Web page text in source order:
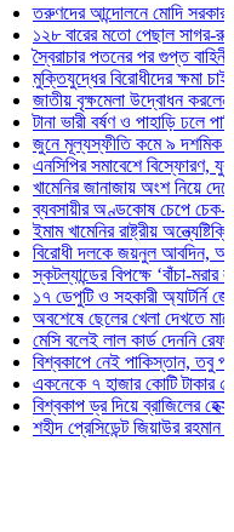
তরুণদের আন্দোলনে মোদি সরকার দুর্বল
১২৮ বারের মতো পেছাল সাগর-রুনি
স্বৈরাচার পতনের পর গুপ্ত বাহিনীর
মুক্তিযুদ্ধের বিরোধীদের ক্ষমা চাইতে
জাতীয় বৃক্ষমেলা উদ্বোধন করলেন
টানা ভারী বর্ষণ ও পাহাড়ি ঢলে পানিবন্দি
জুনে মূল্যস্ফীতি কমে ৯ দশমিক ১৬
এনসিপির সমাবেশে বিস্ফোরণ,
খামেনির জানাজায় অংশ নিয়ে দেশে
ব্যবসায়ীর অণ্ডকোষ চেপে চেক-
ইমাম খামেনির রাষ্ট্রীয়
বিরোধী দলকে জয়নুল আবদিন, আপনারা
স্কটল্যান্ডের বিপক্ষে ‘বাঁচা-মরার
১৭ ডেপুটি ও সহকারী অ্যাটর্নি
অবশেষে ছেলের খেলা দেখতে মাঠে
মেসি বলেই লাল কার্ড দেননি রেফারি!
বিশ্বকাপে নেই পাকিস্তান, তবু প্রতিটি
একনেকে ৭ হাজার কোটি টাকার ৫
বিশ্বকাপ ড্র দিয়ে ব্রাজিলের হেক্সা
শহীদ প্রেসিডেন্ট জিয়াউর রহমান